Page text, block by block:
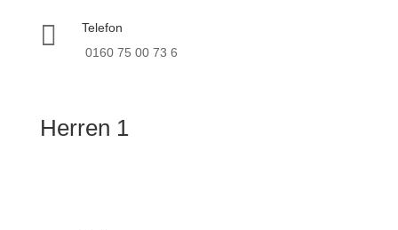

Telefon
0160 75 00 73 6
Herren 1